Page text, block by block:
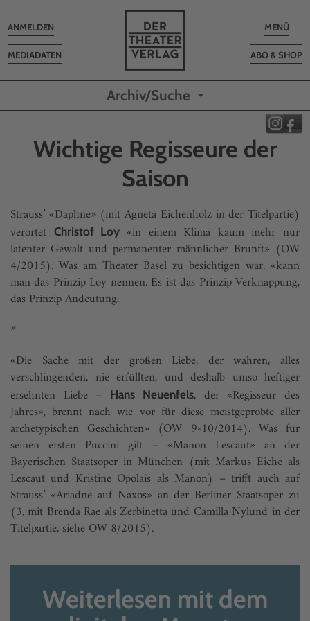
Toggle
MENÜ
ABO & SHOP
MEDIADATEN
Toggle
navigation
ANMELDEN
Archiv/Suche
Wichtige Regisseure der
Saison
Strauss’ «Daphne» (mit Agneta Eichenholz in der Titelpartie)
verortet Christof Loy «in einem Klima kaum mehr nur
latenter Gewalt und permanenter männlicher Brunft» (OW
4/2015). Was am Theater Basel zu besichtigen war, «kann
man das Prinzip Loy nennen. Es ist das Prinzip Verknappung,
das Prinzip Andeutung.
»
«Die Sache mit der großen Liebe, der wahren, alles
verschlingenden, nie erfüllten, und deshalb umso heftiger
ersehnten Liebe –
Hans Neuenfels, der «Regisseur des
Jahres», brennt nach wie vor für diese meistgeprobte aller
archetypischen Geschichten» (OW 9-10/2014). Was für
seinen ersten Puccini gilt – «Manon Lescaut» an der
Bayerischen Staatsoper in München (mit Markus Eiche als
Lescaut und Kristine Opolais als Manon) – trifft auch auf
Strauss’ «Ariadne auf Naxos» an der Berliner Staatsoper zu
(3, mit Brenda Rae als Zerbinetta und Camilla Nylund in der
Titelpartie, siehe OW 8/2015).
Weiterlesen mit dem